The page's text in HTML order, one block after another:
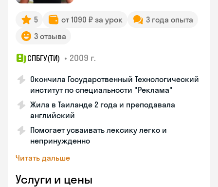
5 от 1090 ₽ за урок
3 года опыта
3 отзыва
СПБГУ(ТИ) • 2009 г.
Окончила Государственный Технологический
институт по специальности "Реклама"
Жила в Таиланде 2 года и преподавала
английский
Помогает усваивать лексику легко и
непринужденно
Читать дальше
Услуги и цены